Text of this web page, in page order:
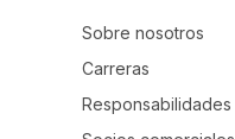
Sobre nosotros
Carreras
Responsabilidades